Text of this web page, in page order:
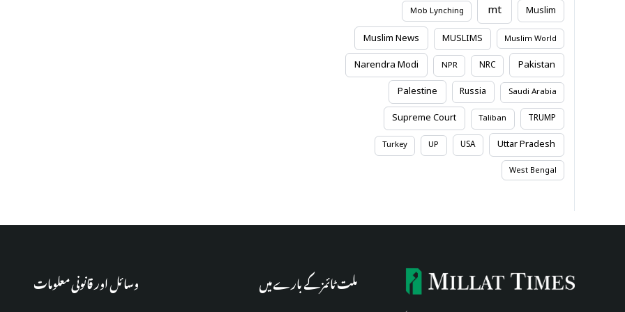
Mob Lynching mt Muslim
Muslim News MUSLIMS Muslim World
Narendra Modi NPR NRC Pakistan
Palestine Russia Saudi Arabia
Supreme Court Taliban TRUMP
Turkey UP USA Uttar Pradesh
West Bengal
وسائل اور قانونی معلومات ملت ٹائمز کے بارے میں